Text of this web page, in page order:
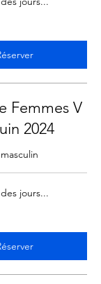
Femmes V
2024
jours...